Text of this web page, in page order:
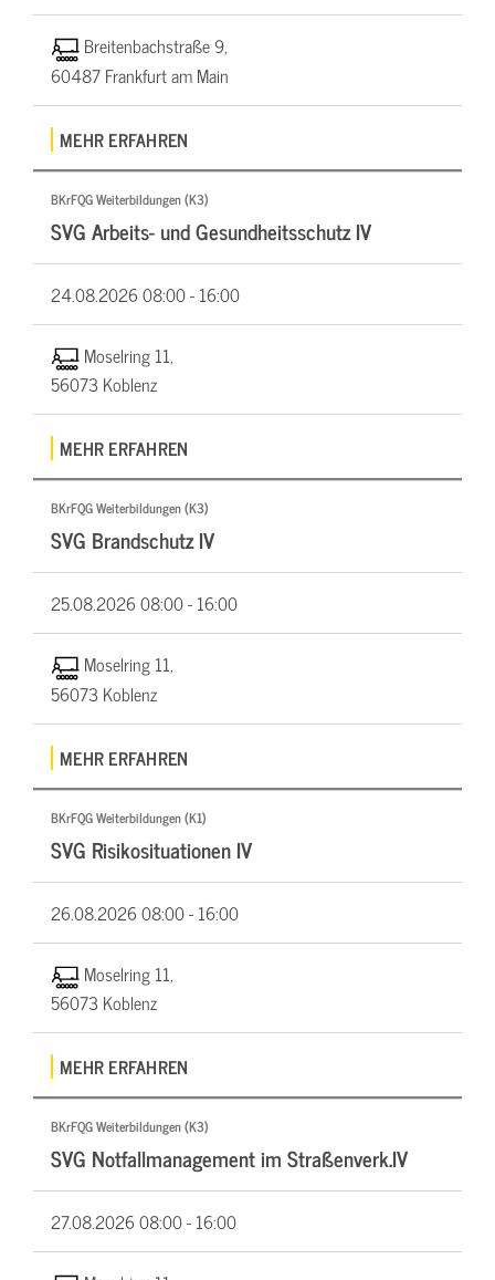
Breitenbachstraße 9,
60487 Frankfurt am Main
MEHR ERFAHREN
BKrFQG Weiterbildungen (K3)
SVG Arbeits- und Gesundheitsschutz IV
24.08.202608:00 - 16:00
Moselring 11,
56073 Koblenz
MEHR ERFAHREN
BKrFQG Weiterbildungen (K3)
SVG Brandschutz IV
25.08.202608:00 - 16:00
Moselring 11,
56073 Koblenz
MEHR ERFAHREN
BKrFQG Weiterbildungen (K1)
SVG Risikosituationen IV
26.08.202608:00 - 16:00
Moselring 11,
56073 Koblenz
MEHR ERFAHREN
BKrFQG Weiterbildungen (K3)
SVG Notfallmanagement im Straßenverk.IV
27.08.202608:00 - 16:00